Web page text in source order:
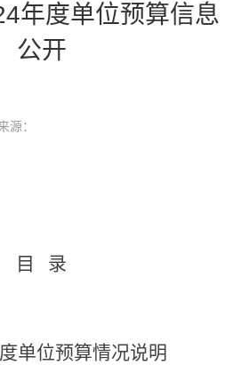
年度单位预算信息
公开
：
目 录
单位预算情况说明